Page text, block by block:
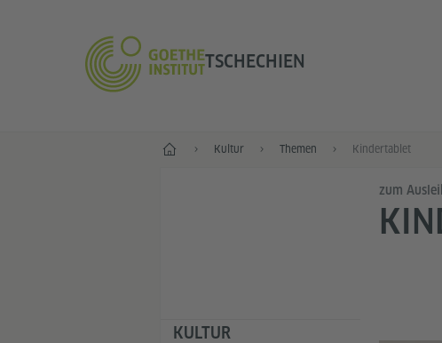
TSCHECHIEN
Start Kultur Themen Kindertablet
KULTUR
zum